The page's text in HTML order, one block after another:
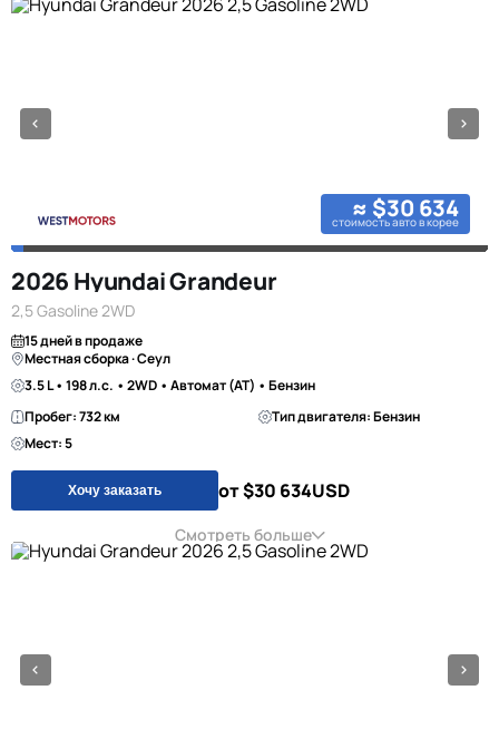
≈ $30 634
стоимость авто в корее
2026 Hyundai Grandeur
2,5 Gasoline 2WD
15 дней в продаже
Местная сборка · Сеул
3.5 L • 198 л.с. • 2WD • Автомат (AT) • Бензин
Пробег: 732 км
Тип двигателя: Бензин
Мест: 5
Хочу заказать от $30 634USD
Смотреть больше